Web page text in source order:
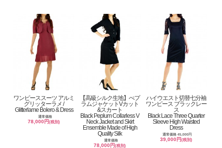
ワンピーススーツ アルミ
グリッターラメ /
Glitterlame Bolero & Dress
通常価格
78,000円(税別)
【高級シルク生地】ぺプ
ラムジャケットVカット
&スカート
Black Peplum Collarless V
Neck Jacket and Skirt
Ensemble Made of High
Quality Silk
通常価格
78,000円(税別)
ハイウエスト切替七分袖
ワンピース ブラックレー
ス
Black Lace Three Quarter
Sleeve High Waisted
Dress
通常価格 45,000円
39,000円 (税別)